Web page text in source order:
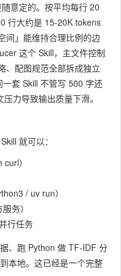
意定的。按平均每行 20
行大约是 15-20K tokens
」能维持合理比例的边
这个 Skill，主文件控制
、配图规范全部拆成独立
套 Skill 不管写 500 字还
力导致输出质量下滑。
就可以：
）
/ uv run）
务）
行任务
、跑 Python 做 TF-IDF 分
本地。这已经是一个完整